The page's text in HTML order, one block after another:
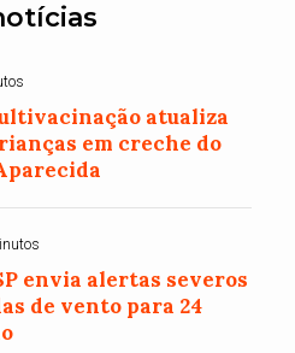
atualiza
em creche do
envia alertas severos
de vento para 24